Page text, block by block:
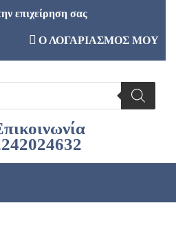
επιχείρηση σας
Ο ΛΟΓΑΡΙΑΣΜΟΣ ΜΟΥ